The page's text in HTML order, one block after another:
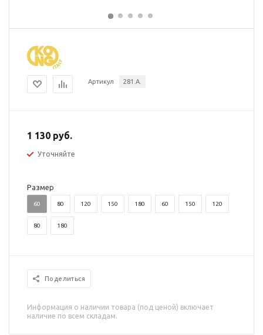
Артикул 281.A.
1 130 руб.
Уточняйте
Размер
60 80 120 150 180 60 150 120
80 180
Поделиться
Информация о наличии товара (под ценой) включает
наличие по всем складам.